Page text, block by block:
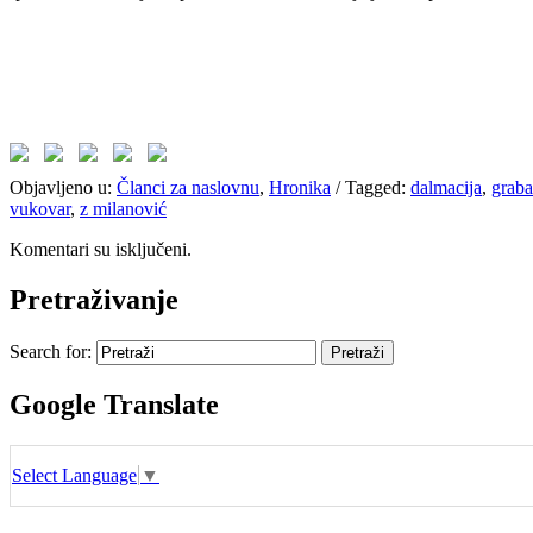
Objavljeno u: Članci za naslovnu, Hronika /Tagged: dalmacija,
vukovar, z milanović
Komentari su isključeni.
Pretraživanje
Search for:
Google Translate
Select Language ▼